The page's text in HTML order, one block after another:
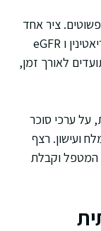
ציר אחד
הוא שתן לאלבומין לקריאטינין, ציר שני הוא קריאטינין ו eGFR
לאורך זמן,
על ערכי סוכר
ועישון. רצף
המטפל וקבלת